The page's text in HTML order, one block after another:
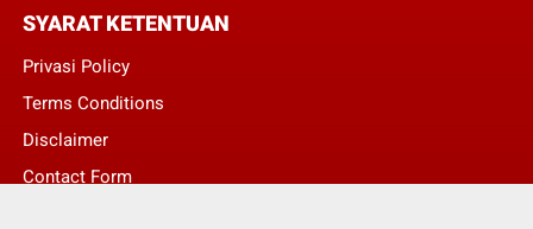
SYARAT KETENTUAN
Privasi Policy
Terms Conditions
Disclaimer
Contact Form